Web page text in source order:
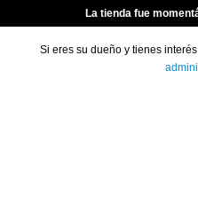
La tienda fue
Si eres su dueño y tienes